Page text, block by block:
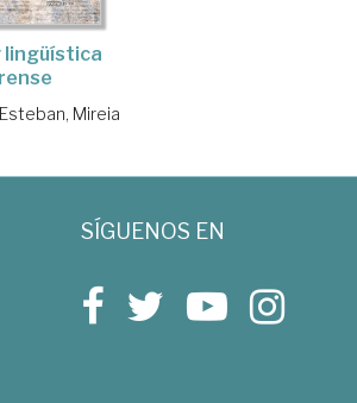
lingüística
Mireia
SÍGUENOS EN